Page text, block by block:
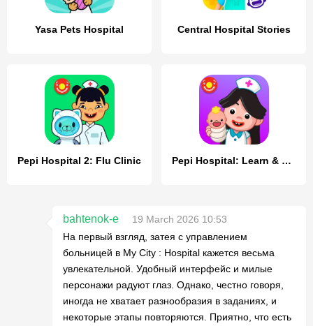
Yasa Pets Hospital Central Hospital Stories
Pepi Hospital 2: Flu Clinic Pepi Hospital: Learn & Care
bahtenok-e
19 March 2026 10:53
На первый взгляд, затея с управлением
больницей в My City : Hospital кажется весьма
увлекательной. Удобный интерфейс и милые
персонажи радуют глаз. Однако, честно говоря,
иногда не хватает разнообразия в заданиях, и
некоторые этапы повторяются. Приятно, что есть